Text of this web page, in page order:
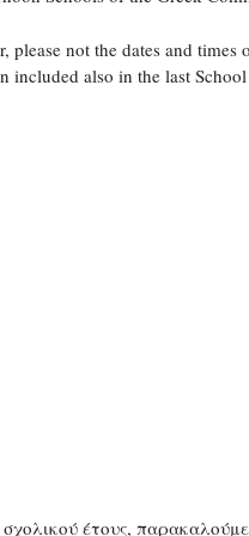
please not the dates and times
included also in the last School
έτους, παρακαλούμε